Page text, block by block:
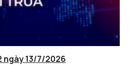
ngày 13/7/2026